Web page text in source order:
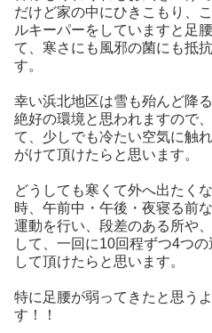
だけど家の中にひきこもり、
ルキーパーをしていますと足
て、寒さにも風邪の菌にも抵
す。
幸い浜北地区は雪も殆んど降
絶好の環境と思われますので
て、少しでも冷たい空気に触
がけて頂けたらと思います。
どうしても寒くて外へ出たく
時、午前中・午後・夜寝る前
運動を行い、段差のある所や
して、一回に10回程ずつ4つ
して頂けたらと思います。
特に足腰が弱ってきたと思う
す！！